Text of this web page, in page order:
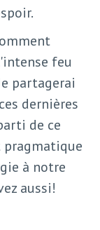
feu
partagerai
dernières
de ce
pragmatique
à notre
aussi!